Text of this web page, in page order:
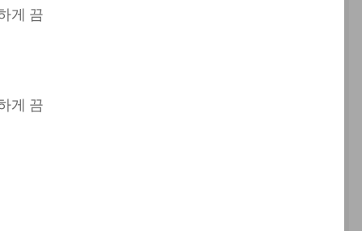
게 끔
게 끔